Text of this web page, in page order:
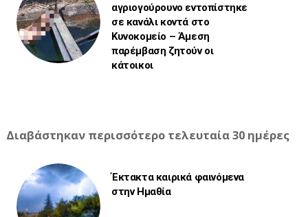
αγριογούρουνο εντοπίστηκε
σε κανάλι κοντά στο
Κυνοκομείο – Άμεση
παρέμβαση ζητούν οι
κάτοικοι
Διαβάστηκαν περισσότερο τελευταία 30 ημέρες
Έκτακτα καιρικά φαινόμενα
στην Ημαθία